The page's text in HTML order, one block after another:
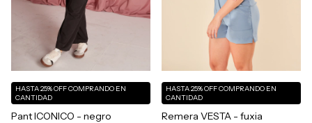
Pant ICONICO - negro
HASTA 25% OFFCOMPRANDO EN
CANTIDAD
Remera VESTA - fuxia
HASTA 25% OFFCOMPRANDO EN
CANTIDAD